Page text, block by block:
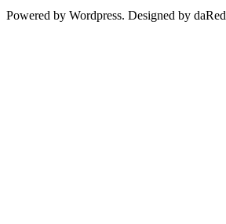
Powered by Wordpress. Designed by daRed